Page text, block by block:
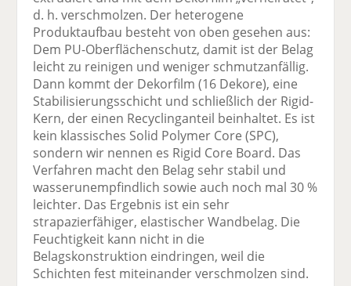
d. h. verschmolzen. Der heterogene
Produktaufbau besteht von oben gesehen aus:
Dem PU-Oberflächenschutz, damit ist der Belag
leicht zu reinigen und weniger schmutzanfällig.
Dann kommt der Dekorfilm (16 Dekore), eine
Stabilisierungsschicht und schließlich der Rigid-
Kern, der einen Recyclinganteil beinhaltet. Es ist
kein klassisches Solid Polymer Core (SPC),
sondern wir nennen es Rigid Core Board. Das
Verfahren macht den Belag sehr stabil und
wasserunempfindlich sowie auch noch mal 30 %
leichter. Das Ergebnis ist ein sehr
strapazierfähiger, elastischer Wandbelag. Die
Feuchtigkeit kann nicht in die
Belagskonstruktion eindringen, weil die
Schichten fest miteinander verschmolzen sind.